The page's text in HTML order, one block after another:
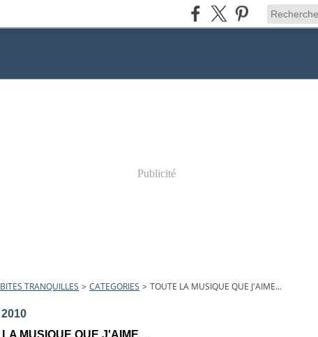
Publicité
TRANQUILLES > CATEGORIES > TOUTE LA MUSIQUE QUE J'AIME...
MUSIQUE QUE J'AIME...